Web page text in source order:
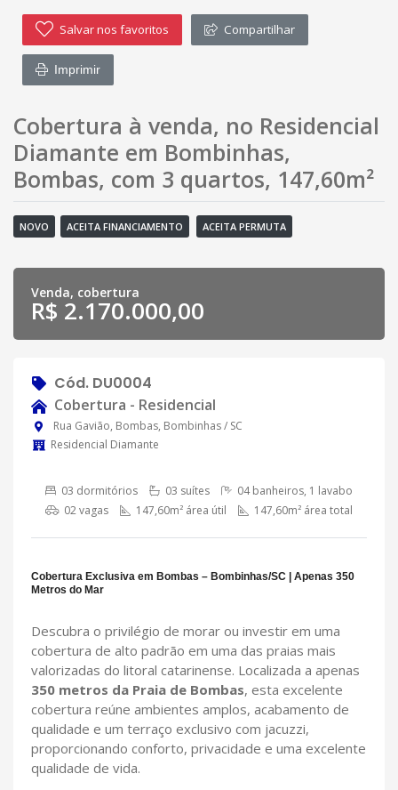
Salvar nos favoritos Compartilhar
Imprimir
Cobertura à venda, no Residencial
Diamante em Bombinhas,
Bombas, com 3 quartos, 147,60m²
NOVO ACEITA FINANCIAMENTO ACEITA PERMUTA
Venda, cobertura
R$ 2.170.000,00
Cód. DU0004
Cobertura - Residencial
Rua Gavião, Bombas, Bombinhas / SC
Residencial Diamante
03 dormitórios 03 suítes
04 banheiros, 1 lavabo
02 vagas
147,60m² área útil 147,60m² área total
Cobertura Exclusiva em Bombas – Bombinhas/SC | Apenas 350
Metros do Mar
Descubra o privilégio de morar ou investir em uma
cobertura de alto padrão em uma das praias mais
valorizadas do litoral catarinense. Localizada a apenas
350 metros da Praia de Bombas, esta excelente
cobertura reúne ambientes amplos, acabamento de
qualidade e um terraço exclusivo com jacuzzi,
proporcionando conforto, privacidade e uma excelente
qualidade de vida.